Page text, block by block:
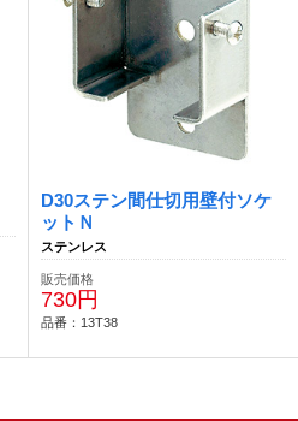
D30ステン間仕切用壁付ソケ
ットＮ
ステンレス
販売価格
730円
品番：13T38